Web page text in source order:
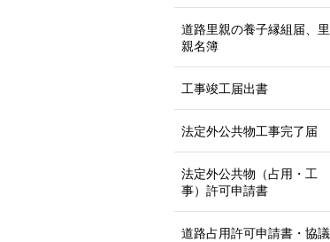
道路里親の養子縁組届、里
親名簿
工事竣工届出書
法定外公共物工事完了届
法定外公共物（占用・工
事）許可申請書
道路占用許可申請書・協議